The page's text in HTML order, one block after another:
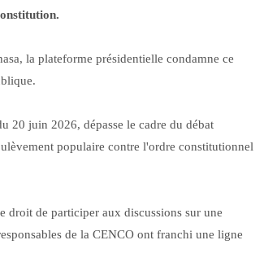
la plateforme présidentielle condamne ce
20 juin 2026, dépasse le cadre du débat
populaire contre l'ordre constitutionnel
de participer aux discussions sur une
de la CENCO ont franchi une ligne